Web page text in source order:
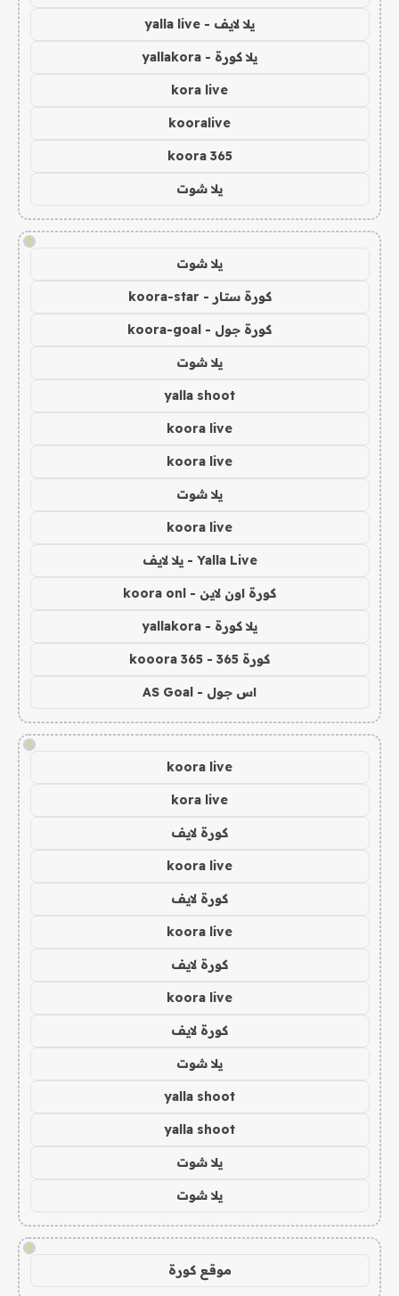
يلا لايف - yalla live
يلا كورة - yallakora
kora live
kooralive
koora 365
يلا شوت
!
يلا شوت
كورة ستار - koora-star
كورة جول - koora-goal
يلا شوت
yalla shoot
koora live
koora live
يلا شوت
koora live
Yalla Live - يلا لايف
كورة اون لاين - koora onl
يلا كورة - yallakora
كورة 365 - kooora 365
اس جول - AS Goal
!
koora live
kora live
كورة لايف
koora live
كورة لايف
koora live
كورة لايف
koora live
كورة لايف
يلا شوت
yalla shoot
yalla shoot
يلا شوت
يلا شوت
!
موقع كورة